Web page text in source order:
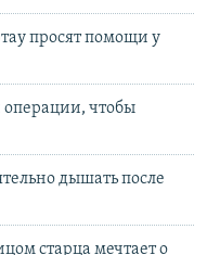
просят помощи у
операции, чтобы
дышать после
старца мечтает о